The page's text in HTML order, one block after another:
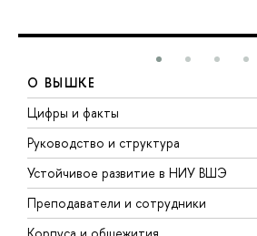
О ВЫШКЕ
Цифры и факты
Руководство и структура
Устойчивое развитие в НИУ ВШЭ
Преподаватели и сотрудники